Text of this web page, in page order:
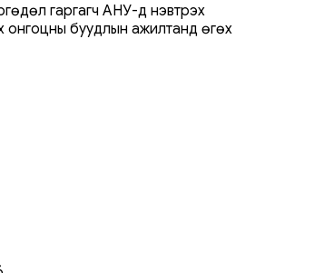
гаргагч АНУ-д нэвтрэх
онгоцны буудлын ажилтанд өгөх